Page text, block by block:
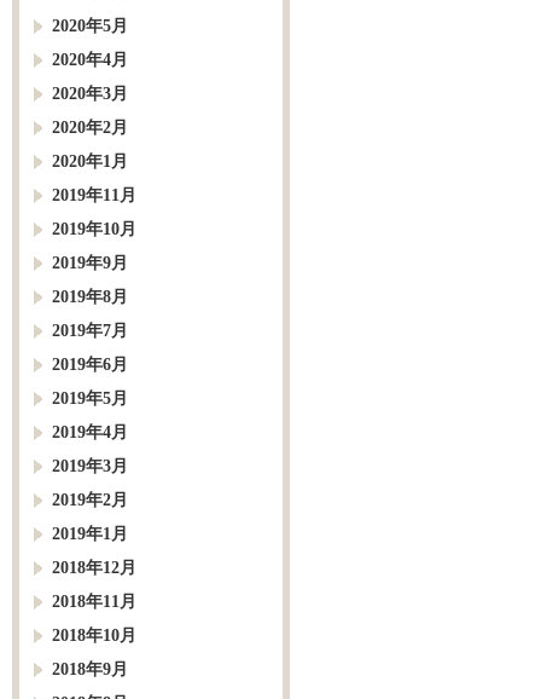
2020年5月
2020年4月
2020年3月
2020年2月
2020年1月
2019年11月
2019年10月
2019年9月
2019年8月
2019年7月
2019年6月
2019年5月
2019年4月
2019年3月
2019年2月
2019年1月
2018年12月
2018年11月
2018年10月
2018年9月